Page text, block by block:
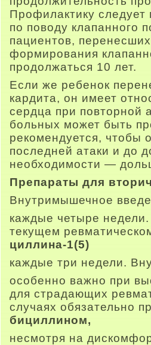
Профилактику
по поводу клапанного
пациентов,
формирования
продолжаться 10 лет.
Если же ребенок
кардита, он имеет
сердца при повторной
больных может быть
рекомендуется, чтобы
последней атаки и до
необходимости —
Препараты для
Внутримышечное
каждые четыре
текущем
циллина-1(5)
каждые три недели.
особенно важно при
для страдающих
случаях обязательно
бициллином,
несмотря на